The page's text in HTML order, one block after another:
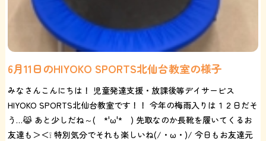
6月11日のHIYOKO SPORTS北仙台教室の様子
みなさんこんにちは！ 児童発達支援・放課後等デイサービス
HIYOKO SPORTS北仙台教室です！！ 今年の梅雨入りは１２日だそ
う…😹 あと少しだね～( *'ω'* ) 先取なのか長靴を履いてくるお
友達も＞＜❕ 特別気分でそれも楽しいね(/・ω・)/ 今日もお友達元